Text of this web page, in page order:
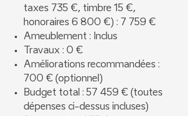
taxes 735 €, timbre 15 €,
honoraires 6 800 €) : 7 759 €
Ameublement : Inclus
Travaux : 0 €
Améliorations recommandées :
700 € (optionnel)
Budget total : 57 459 € (toutes
dépenses ci-dessus incluses)